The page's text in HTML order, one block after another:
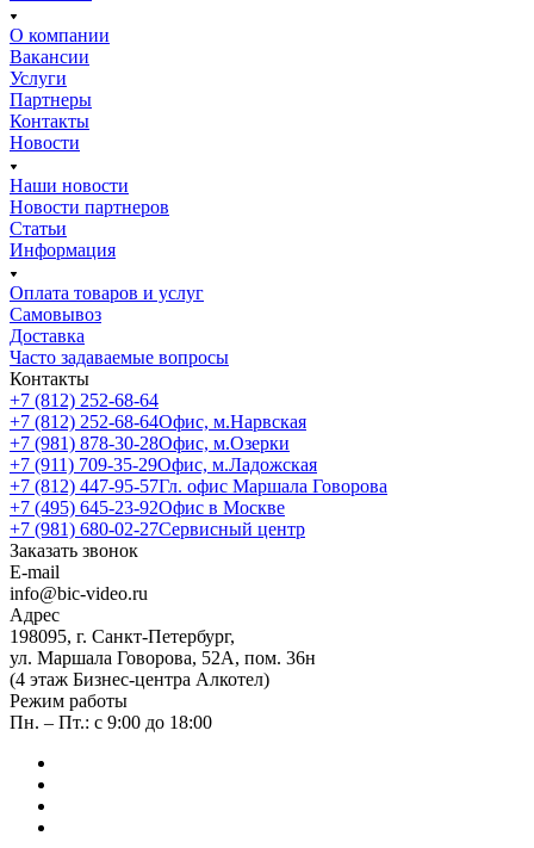
О компании
Вакансии
Услуги
Партнеры
Контакты
Новости
Наши новости
Новости партнеров
Статьи
Информация
Оплата товаров и услуг
Самовывоз
Доставка
Часто задаваемые вопросы
Контакты
+7 (812) 252-68-64
+7 (812) 252-68-64Офис, м.Нарвская
+7 (981) 878-30-28Офис, м.Озерки
+7 (911) 709-35-29Офис, м.Ладожская
+7 (812) 447-95-57Гл. офис Маршала Говорова
+7 (495) 645-23-92Офис в Москве
+7 (981) 680-02-27Сервисный центр
Заказать звонок
E-mail
info@bic-video.ru
Адрес
198095, г. Санкт-Петербург,
ул. Маршала Говорова, 52А, пом. 36н
(4 этаж Бизнес-центра Алкотел)
Режим работы
Пн. – Пт.: с 9:00 до 18:00